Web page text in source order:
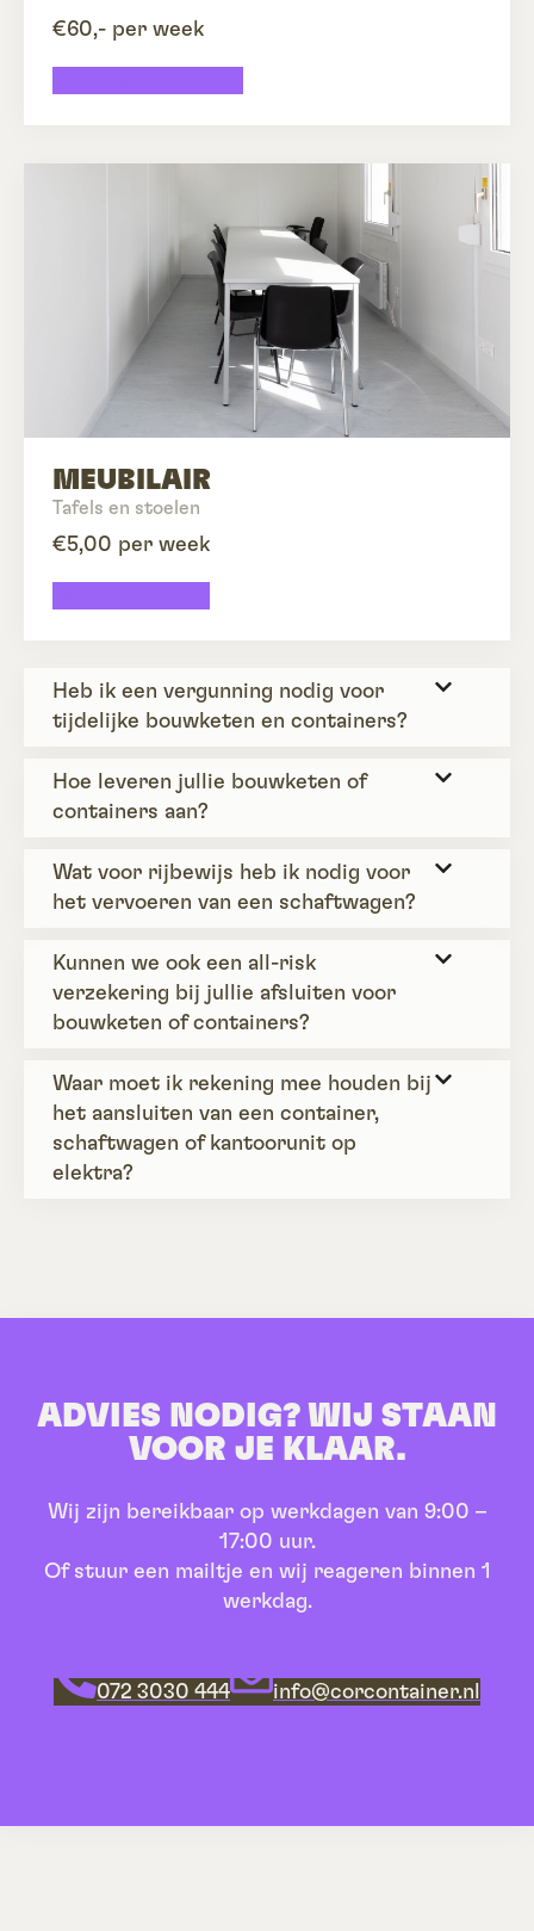
€60,- per week
MEUBILAIR
Tafels en stoelen
€5,00 per week
Heb ik een vergunning nodig voor
tijdelijke bouwketen en containers?
Hoe leveren jullie bouwketen of
containers aan?
Wat voor rijbewijs heb ik nodig voor
het vervoeren van een schaftwagen?
Kunnen we ook een all-risk
verzekering bij jullie afsluiten voor
bouwketen of containers?
Waar moet ik rekening mee houden bij
het aansluiten van een container,
schaftwagen of kantoorunit op
elektra?
ADVIES NODIG? WIJ STAAN
VOOR JE KLAAR.
Wij zijn bereikbaar op werkdagen van 9:00 –
17:00 uur.
Of stuur een mailtje en wij reageren binnen 1
werkdag.
072 3030 444 info@corcontainer.nl